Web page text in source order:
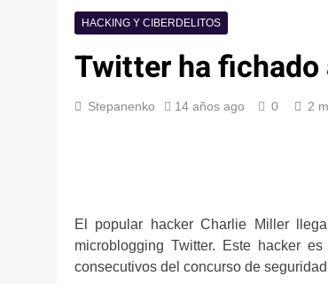
HACKING Y CIBERDELITOS
Twitter ha
Stepanenko 14 años ago 0 2
El popular hacker Charlie Miller
microblogging Twitter. Este hacker
consecutivos del concurso de